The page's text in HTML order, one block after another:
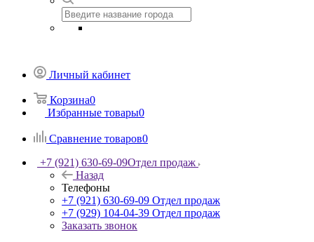
Личный кабинет
Корзина0
Избранные товары0
Сравнение товаров0
+7 (921) 630-69-09Отдел продаж
Назад
Телефоны
+7 (921) 630-69-09 Отдел продаж
+7 (929) 104-04-39 Отдел продаж
Заказать звонок